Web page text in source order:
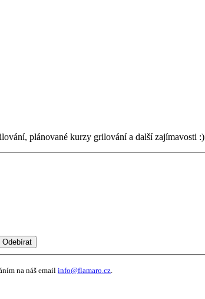
plánované kurzy grilování a další zajímavosti :)
Odebírat
na náš email info@flamaro.cz.